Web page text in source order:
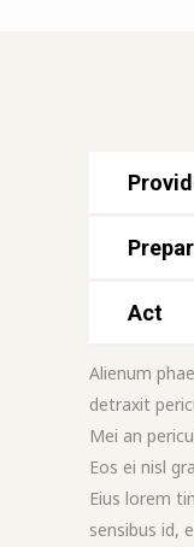
Act
Alienum
detraxit
Mei an
Eos ei nisl
Eius lorem
sensibus id,